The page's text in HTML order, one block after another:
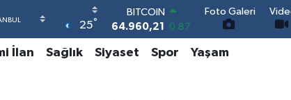
25°
DOLAR
47,7436
0.18
EURO
55,2510 0.32
Foto Galeri
İlan Sağlık Siyaset Spor Yaşam